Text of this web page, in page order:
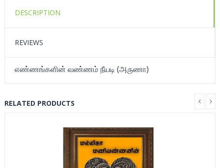
DESCRIPTION
REVIEWS
எண்ணங்களின் வண்ணம் நீயடி (அருணா)
RELATED PRODUCTS